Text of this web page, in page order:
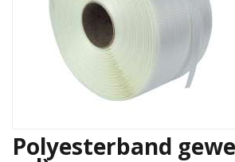
Polyesterband